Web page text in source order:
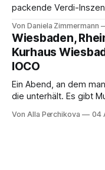
packende Verdi-
psychologische Tiefe
einem spielfreudigen
überzeugenden
Von Daniela Zimmermann
Wiesbaden,
Kurhaus
IOCO
Ein Abend, an dem man das
die unterhält. Es gibt
Genau so war der
Von Alla Perchikova 04